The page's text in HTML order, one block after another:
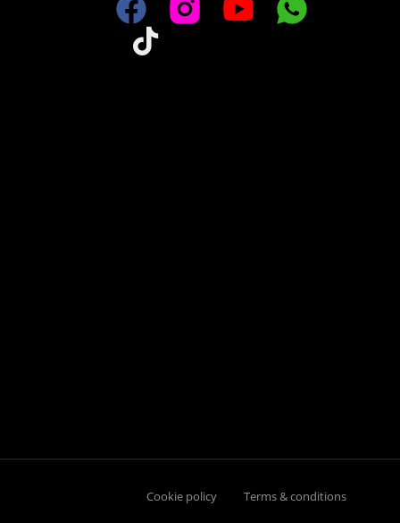
Cookie policy Terms & conditions